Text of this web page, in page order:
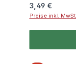
Regulärer
3,49 €
Preise inkl.